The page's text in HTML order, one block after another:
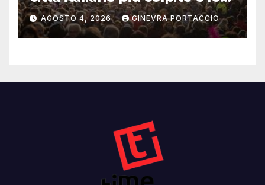
alternative da scegliere
AGOSTO 4, 2026 GINEVRA PORTACCIO